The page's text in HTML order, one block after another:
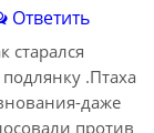
Ответить
старался
.Птаха
даже
против